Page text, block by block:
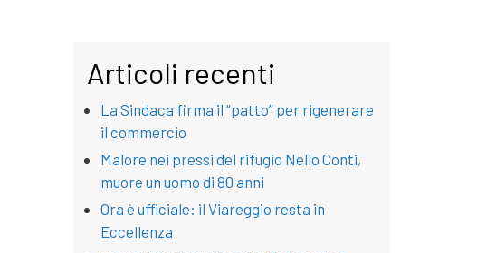
Articoli recenti
La Sindaca firma il “patto” per rigenerare
il commercio
Malore nei pressi del rifugio Nello Conti,
muore un uomo di 80 anni
Ora è ufficiale: il Viareggio resta in
Eccellenza